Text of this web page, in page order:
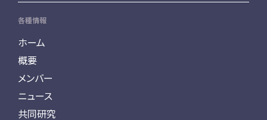
各種情報
ホーム
概要
メンバー
ニュース
共同研究